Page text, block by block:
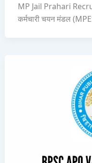
MP Jail Prahari
कर्मचारी चयन मंडल